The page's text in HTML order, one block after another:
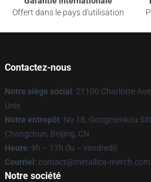
Offert dans le pays d'utilisation
Contactez-nous
Notre siège social : 21100 Charlotte
Unis
Notre entrepôt: No 18, Gongmenkou
Changchun, Beijing, CN
Heure: 9h – 17h (lu – vendredi)
Courriel : contact@metallica-merch.com
Notre société